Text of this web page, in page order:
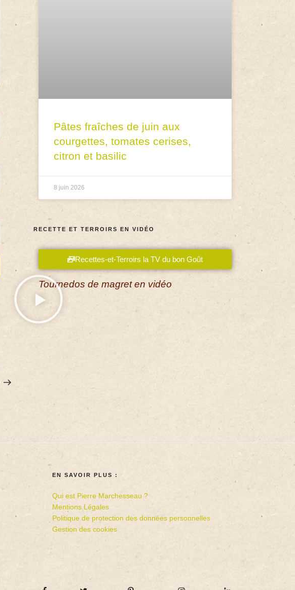
Pâtes fraîches de juin aux
courgettes, tomates cerises,
citron et basilic
8 juin 2026
RECETTE ET TERROIRS EN VIDÉO
Recettes-et-Terroirs la TV du bon Goût
Tournedos de magret en vidéo
EN SAVOIR PLUS :
Qui est Pierre Marchesseau ?
Mentions Légales
Politique de protection des données personnelles
Gestion des cookies